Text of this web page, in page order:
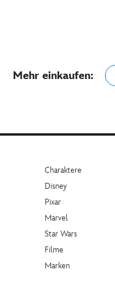
Mehr einkaufen:
Charaktere
Disney
Pixar
Marvel
Star Wars
Filme
Marken